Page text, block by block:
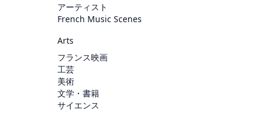
アーティスト
French Music Scenes
Arts
フランス映画
工芸
美術
文学・書籍
サイエンス